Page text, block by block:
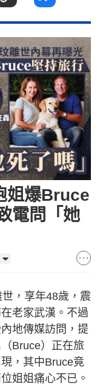
姐爆Bruce
電問「她
，享年48歲，震
老家武漢。不過
地傳媒訪問，提
Bruce）正在旅
，其中Bruce竟
姐姐痛心不已。